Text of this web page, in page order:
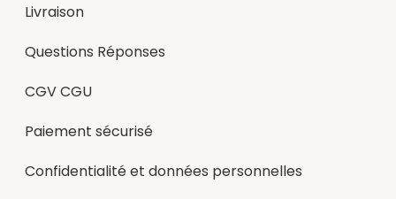
Livraison
Questions Réponses
CGV CGU
Paiement sécurisé
Confidentialité et données personnelles